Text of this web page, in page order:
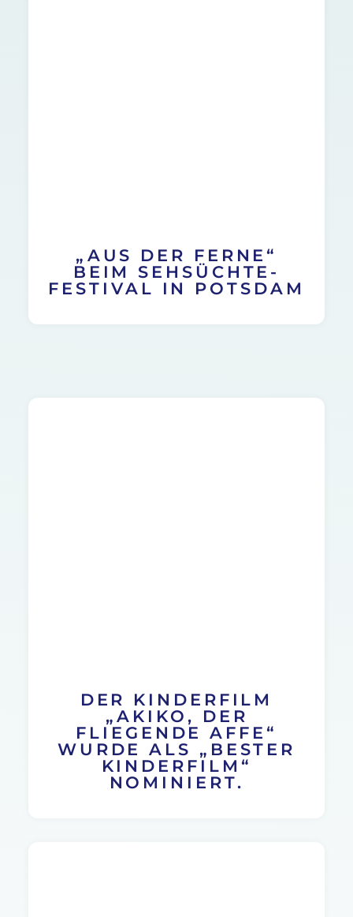
„AUS DER FERNE“
BEIM SEHSÜCHTE-
FESTIVAL IN POTSDAM
DER KINDERFILM
„AKIKO, DER
FLIEGENDE AFFE“
WURDE ALS „BESTER
KINDERFILM“
NOMINIERT.